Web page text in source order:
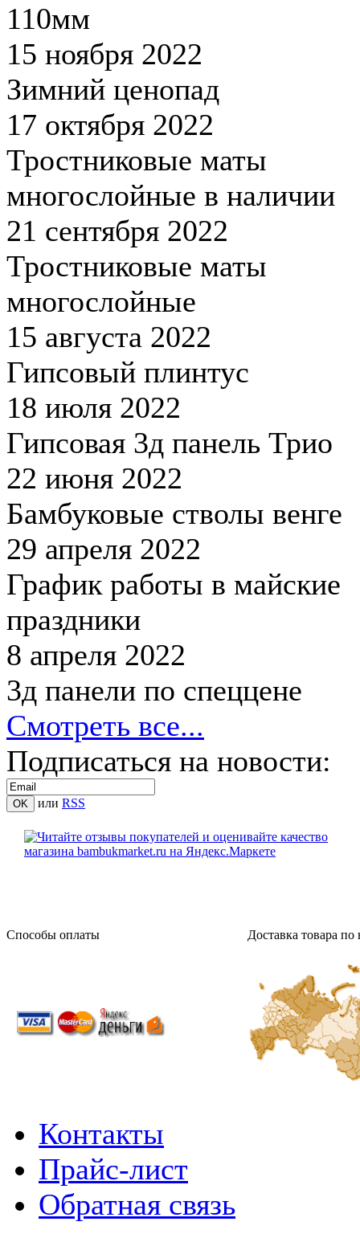
110мм
15 ноября 2022
Зимний ценопад
17 октября 2022
Тростниковые маты
многослойные в наличии
21 сентября 2022
Тростниковые маты
многослойные
15 августа 2022
Гипсовый плинтус
18 июля 2022
Гипсовая 3д панель Трио
22 июня 2022
Бамбуковые стволы венге
29 апреля 2022
График работы в майские
праздники
8 апреля 2022
3д панели по спеццене
Смотреть все...
Подписаться на новости:
или RSS
Способы оплаты Доставка товара по
Контакты
Прайс-лист
Обратная связь